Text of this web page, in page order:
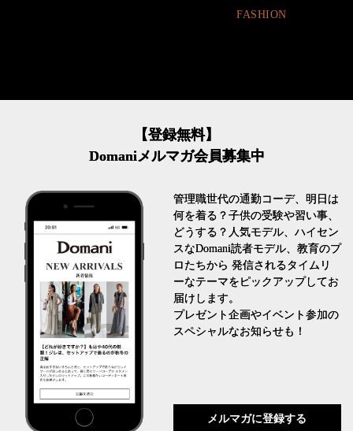
FASHION
【登録無料】
Domaniメルマガ会員募集中
管理職世代の通勤コーデ、明日は
何を着る？子供の受験や習い事、
どうする？人気モデル、ハイセン
スなDomani読者モデル、教育のプ
ロたちから 発信されるタイムリ
ーなテーマをピックアップしてお
届けします。
プレゼント企画やイベント参加の
スペシャルなお知らせも！
メルマガに登録する